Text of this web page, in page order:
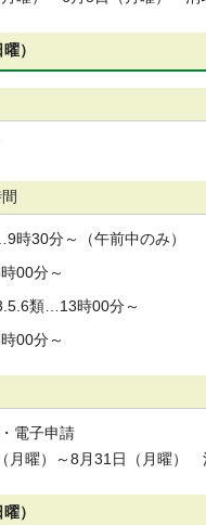
）
時30分～（午前中のみ）
00分～
類…13時00分～
00分～
電子申請
月曜）～8月31日（月曜）
）